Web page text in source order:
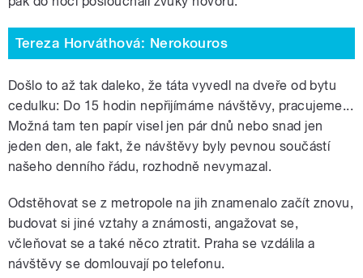
Tereza Horváthová: Nerokouros
Došlo to až tak daleko, že táta vyvedl na dveře od bytu
cedulku: Do 15 hodin nepřijímáme návštěvy, pracujeme...
Možná tam ten papír visel jen pár dnů nebo snad jen
jeden den, ale fakt, že návštěvy byly pevnou součástí
našeho denního řádu, rozhodně nevymazal.
Odstěhovat se z metropole na jih znamenalo začít znovu,
budovat si jiné vztahy a známosti, angažovat se,
včleňovat se a také něco ztratit. Praha se vzdálila a
návštěvy se domlouvají po telefonu.